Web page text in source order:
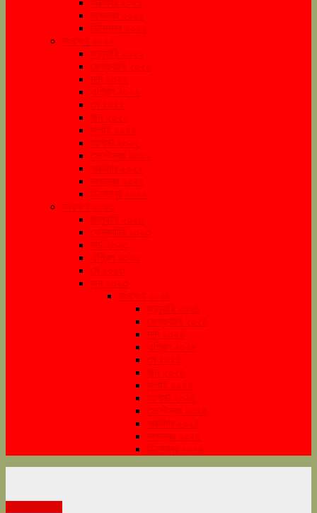
অক্টোবর ২০২১
নভেম্বর ২০২১
ডিসেম্বর ২০২১
সংরক্ষণ ২০২২
জানুয়ারি ২০২২
ফেব্রুয়ারি ২০২২
মার্চ ২০২২
এপ্রিল ২০২২
মে ২০২২
জুন ২০২২
জুলাই ২০২২
আগস্ট ২০২২
সেপ্টেম্বর ২০২২
অক্টোবর ২০২২
নভেম্বর ২০২২
ডিসেম্বর ২০২২
সংরক্ষণ ২০২৩
জানুয়ারি ২০২৩
ফেব্রুয়ারি ২০২৩
মার্চ ২০২৩
এপ্রিল ২০২৩
মে ২০২৩
জুন ২০২৩
সংরক্ষণ ২০২৪
জানুয়ারি ২০২৪
ফেব্রুয়ারি ২০২৪
মার্চ ২০২৪
এপ্রিল ২০২৪
মে ২০২৪
জুন ২০২৪
জুলাই ২০২৪
আগস্ট ২০২৪
সেপ্টেম্বর ২০২৪
অক্টোবর ২০২৪
নভেম্বর ২০২৪
ডিসেম্বর ২০২৪